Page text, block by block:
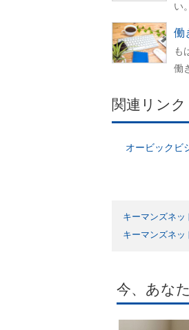
い
働
も
働
関連リンク
オービックビ
キーマンズネッ
キーマンズネッ